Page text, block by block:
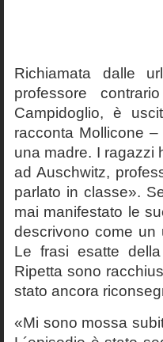
Richiamata dalle
professore
Campidoglio, è
racconta Mollicone
una madre. I ragazzi
ad Auschwitz,
parlato in classe».
mai manifestato le
descrivono come un
Le frasi esatte
Ripetta sono
stato ancora
«Mi sono mossa